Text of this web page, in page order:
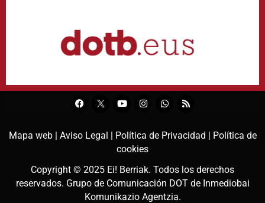
Mapa web | Aviso Legal | Política de Privacidad | Política de
cookies
Copyright © 2025 Ei! Berriak. Todos los derechos
reservados. Grupo de Comunicación DOT de Inmediobai
Komunikazio Agentzia.